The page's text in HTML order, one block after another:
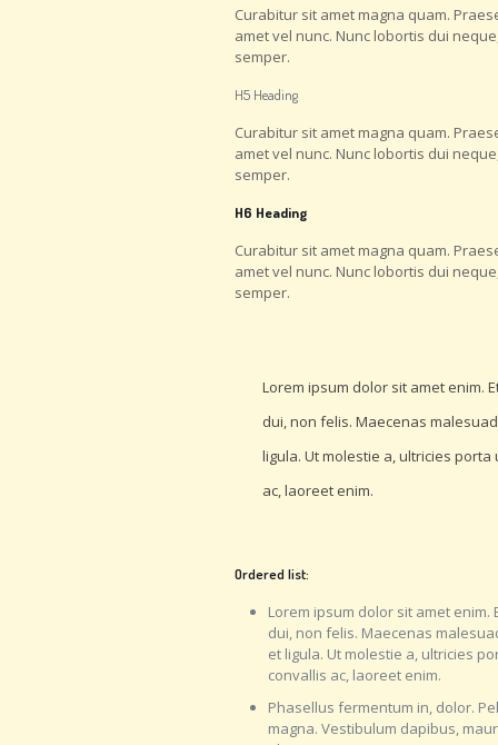
Curabitur sit amet magna quam.
amet vel nunc. Nunc lobortis dui
semper.
H5 Heading
Curabitur sit amet magna quam.
amet vel nunc. Nunc lobortis dui
semper.
H6 Heading
Curabitur sit amet magna quam.
amet vel nunc. Nunc lobortis dui
semper.
Lorem ipsum dolor sit amet enim.
dui, non felis. Maecenas
ligula. Ut molestie a, ultricies
ac, laoreet enim.
Ordered list:
Lorem ipsum dolor sit amet
dui, non felis. Maecenas
et ligula. Ut molestie a, ultricies
convallis ac, laoreet enim.
Phasellus fermentum in, dolor.
magna. Vestibulum dapibus,